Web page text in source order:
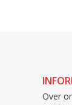
Over